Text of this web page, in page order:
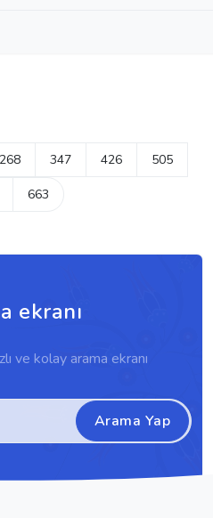
268 347 426 505
663
ekranı
ve kolay arama ekranı
Arama Yap